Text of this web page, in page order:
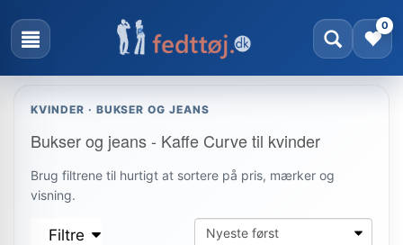
0
KVINDER · BUKSER OG JEANS
Bukser og jeans - Kaffe Curve til kvinder
Brug filtrene til hurtigt at sortere på pris, mærker og
visning.
Filtre